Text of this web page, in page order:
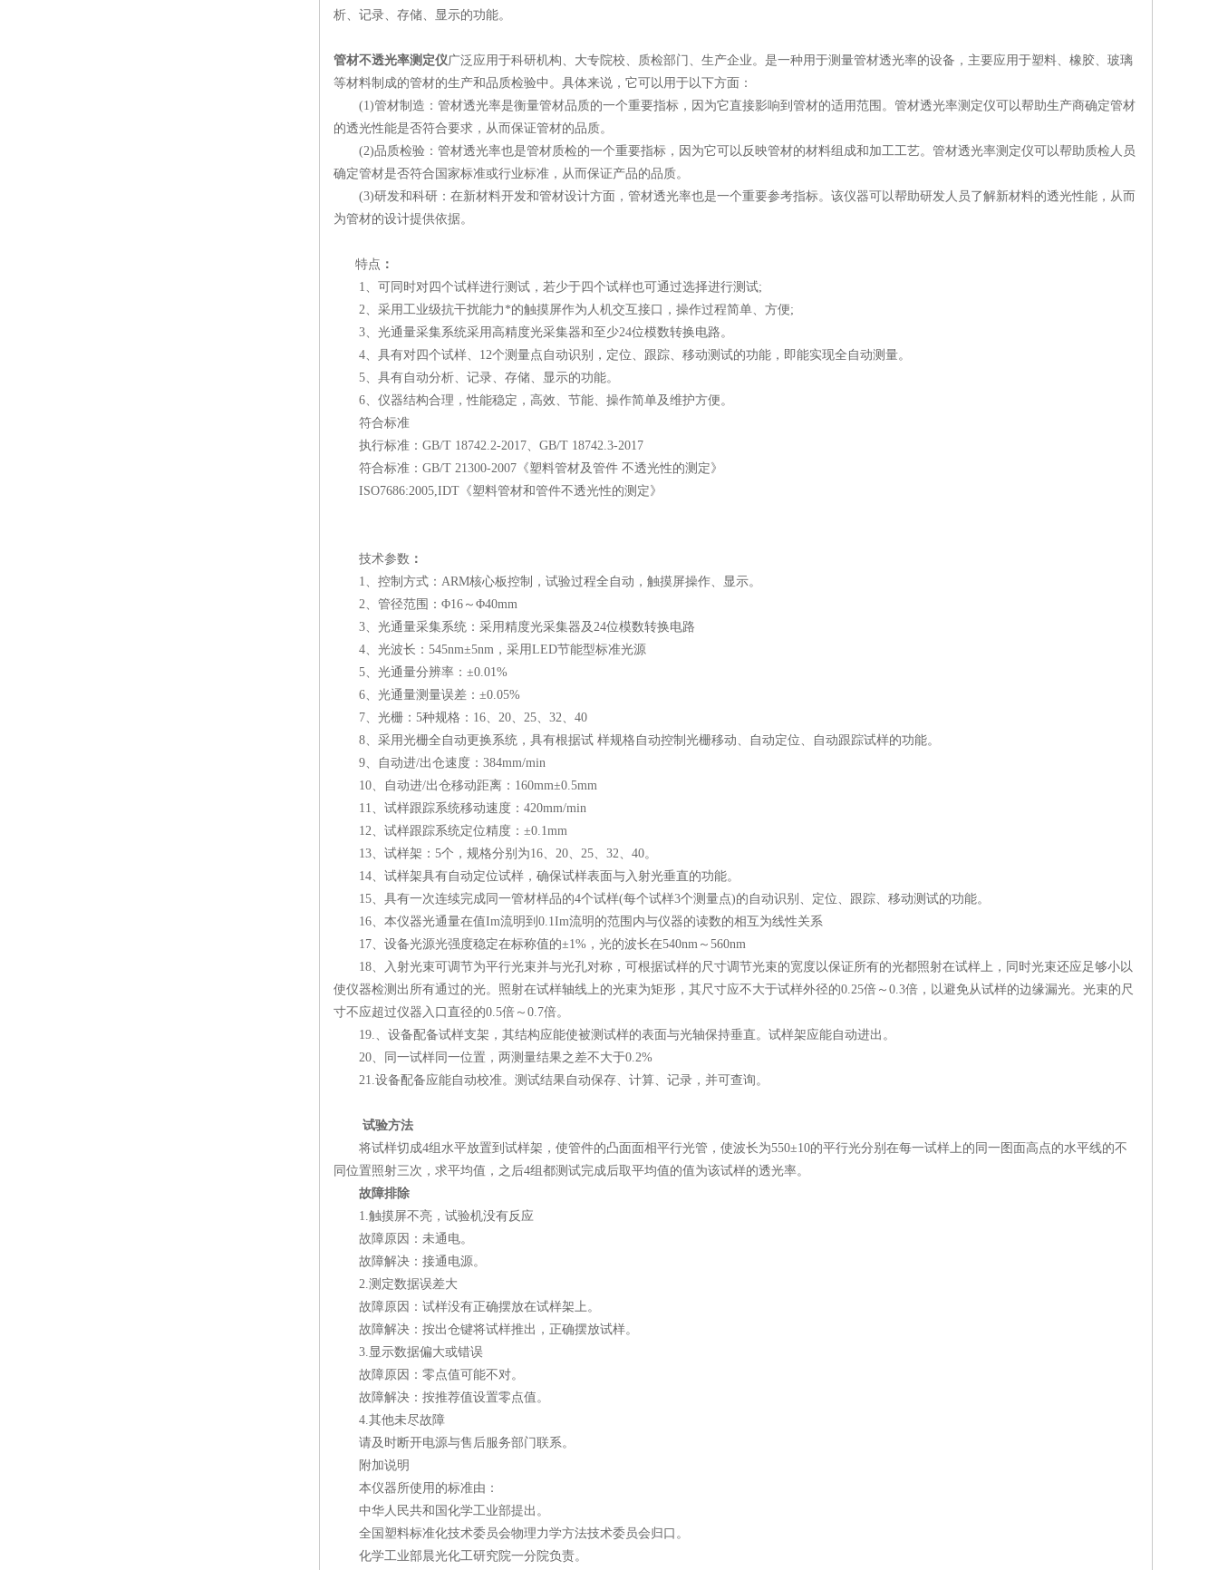
析、记录、存储、显示的功能。
管材不透光率测定仪广泛应用于科研机构、大专院校、质检部门、生产企业。 是一种用于测量管材透光率的设备，主要应用于塑料、橡胶、玻璃
等材料制成的管材的生产和品质检验中。具体来说，它可以用于以下方面：
(1)管材制造：管材透光率是衡量管材品质的一个重要指标，因为它直接影响到管材的适用范围。管材透光率测定仪可以帮助生产商确定管材
的透光性能是否符合要求，从而保证管材的品质。
(2)品质检验：管材透光率也是管材质检的一个重要指标，因为它可以反映管材的材料组成和加工工艺。管材透光率测定仪可以帮助质检人员
确定管材是否符合国家标准或行业标准，从而保证产品的品质。
(3)研发和科研：在新材料开发和管材设计方面，管材透光率也是一个重要参考指标。该仪器可以帮助研发人员了解新材料的透光性能，从而
为管材的设计提供依据。
特点 ：
1、可同时对四个试样进行测试，若少于四个试样也可通过选择进行测试;
2、采用工业级抗干扰能力*的触摸屏作为人机交互接口，操作过程简单、方便;
3、光通量采集系统采用高精度光采集器和至少24位模数转换电路。
4、具有对四个试样、12个测量点自动识别，定位、跟踪、移动测试的功能，即能实现全自动测量。
5、具有自动分析、记录、存储、显示的功能。
6、仪器结构合理，性能稳定，高效、节能、操作简单及维护方便。
符合标准
执行标准：GB/T 18742.2-2017、GB/T 18742.3-2017
符合标准：GB/T 21300-2007《塑料管材及管件 不透光性的测定》
ISO7686:2005,IDT《塑料管材和管件不透光性的测定》
技术参数 ：
1、控制方式：ARM核心板控制，试验过程全自动，触摸屏操作、显示。
2、管径范围：Φ16～Φ40mm
3、光通量采集系统：采用精度光采集器及24位模数转换电路
4、光波长：545nm±5nm，采用LED节能型标准光源
5、光通量分辨率：±0.01%
6、光通量测量误差：±0.05%
7、光栅：5种规格：16、20、25、32、40
8、采用光栅全自动更换系统，具有根据试 样规格自动控制光栅移动、自动定位、自动跟踪试样的功能。
9、自动进/出仓速度：384mm/min
10、自动进/出仓移动距离：160mm±0.5mm
11、试样跟踪系统移动速度：420mm/min
12、试样跟踪系统定位精度：±0.1mm
13、试样架：5个，规格分别为16、20、25、32、40。
14、试样架具有自动定位试样，确保试样表面与入射光垂直的功能。
15、具有一次连续完成同一管材样品的4个试样(每个试样3个测量点)的自动识别、定位、跟踪、移动测试的功能。
16、本仪器光通量在值Im流明到0.1Im流明的范围内与仪器的读数的相互为线性关系
17、设备光源光强度稳定在标称值的±1%，光的波长在540nm～560nm
18、入射光束可调节为平行光束并与光孔对称，可根据试样的尺寸调节光束的宽度以保证所有的光都照射在试样上，同时光束还应足够小以
使仪器检测出所有通过的光。照射在试样轴线上的光束为矩形，其尺寸应不大于试样外径的0.25倍～0.3倍，以避免从试样的边缘漏光。光束的尺
寸不应超过仪器入口直径的0.5倍～0.7倍。
19.、设备配备试样支架，其结构应能使被测试样的表面与光轴保持垂直。试样架应能自动进出。
20、同一试样同一位置，两测量结果之差不大于0.2%
21.设备配备应能自动校准。测试结果自动保存、计算、记录，并可查询。
试验方法
将试样切成4组水平放置到试样架，使管件的凸面面相平行光管，使波长为550±10的平行光分别在每一试样上的同一图面高点的水平线的不
同位置照射三次，求平均值，之后4组都测试完成后取平均值的值为该试样的透光率。
故障排除
1.触摸屏不亮，试验机没有反应
故障原因：未通电。
故障解决：接通电源。
2.测定数据误差大
故障原因：试样没有正确摆放在试样架上。
故障解决：按出仓键将试样推出，正确摆放试样。
3.显示数据偏大或错误
故障原因：零点值可能不对。
故障解决：按推荐值设置零点值。
4.其他未尽故障
请及时断开电源与售后服务部门联系。
附加说明
本仪器所使用的标准由：
中华人民共和国化学工业部提出。
全国塑料标准化技术委员会物理力学方法技术委员会归口。
化学工业部晨光化工研究院一分院负责。